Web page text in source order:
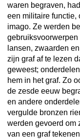
waren begraven,
een militaire functie,
imago. Ze werden
lansen, zwaarden
zijn graf af te lezen
geweest;
hem in het graf. Zo
de zesde eeuw
en andere
vergulde bronzen
werden gevoerd om
van een graf